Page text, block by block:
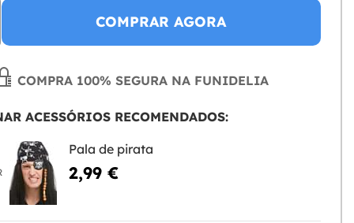
COMPRAR AGORA
COMPRA 100% SEGURA NA FUNIDELIA
ACESSÓRIOS RECOMENDADOS:
Pala de pirata
2,99 €